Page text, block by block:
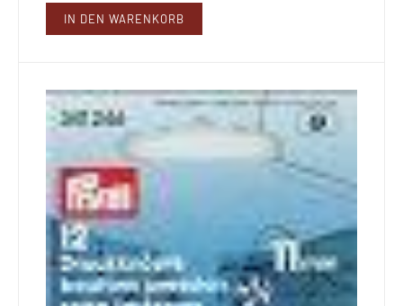
IN DEN WARENKORB